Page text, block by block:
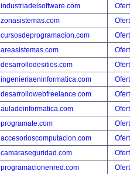
industriadelsoftware.com
zonasistemas.com
cursosdeprogramacion.com
areasistemas.com
desarrollodesitios.com
ingenieriaeninformatica.com
desarrollowebfreelance.com
auladeinformatica.com
programate.com
accesorioscomputacion.com
camaraseguridad.com
programacionenred.com